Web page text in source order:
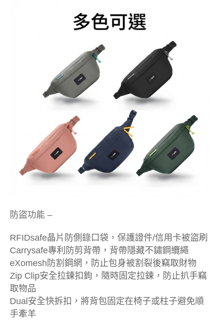
防盜功能 –
RFIDsafe晶片防側錄口袋，保護證件/信用卡被盜刷
Carrysafe專利防剪背帶，背帶隱藏不鏽鋼纜繩
eXomesh防割鋼網，防止包身被割裂後竊取財物
Zip Clip安全拉鍊扣鉤，隨時固定拉鍊，防止扒手竊
取物品
Dual安全快拆扣，將背包固定在椅子或柱子避免順
手牽羊